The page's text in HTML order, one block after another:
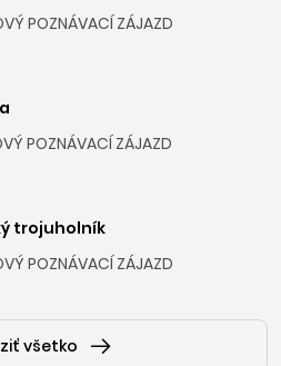
POZNÁVACÍ ZÁJAZD
POZNÁVACÍ ZÁJAZD
trojuholník
POZNÁVACÍ ZÁJAZD
všetko